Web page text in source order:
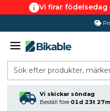
Vi firar födelsedag
Sök efter produkter,
Vi skickar söndag
Beställ före 01d 23t